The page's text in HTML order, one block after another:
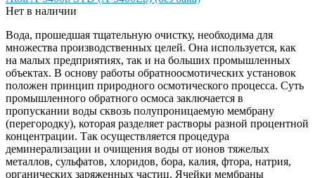
Нет в наличии
Вода, прошедшая тщательную очистку, необходима для
множества производственных целей. Она используется, как
на малых предприятиях, так и на больших промышленных
объектах. В основу работы обратноосмотических установок
положен принцип природного осмотического процесса. Суть
промышленного обратного осмоса заключается в
пропускании воды сквозь полупроницаемую мембрану
(перегородку), которая разделяет растворы разной процентной
концентрации. Так осуществляется процедура
деминерализации и очищения воды от ионов тяжелых
металлов, сульфатов, хлоридов, бора, калия, фтора, натрия,
органических заряженных частиц. Ячейки мембраны